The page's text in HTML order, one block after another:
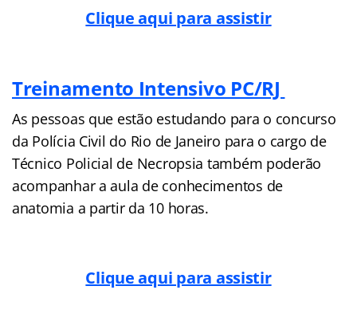
Clique aqui para assistir
Treinamento Intensivo PC/RJ
As pessoas que estão estudando para o concurso
da Polícia Civil do Rio de Janeiro para o cargo de
Técnico Policial de Necropsia também poderão
acompanhar a aula de conhecimentos de
anatomia a partir da 10 horas.
Clique aqui para assistir